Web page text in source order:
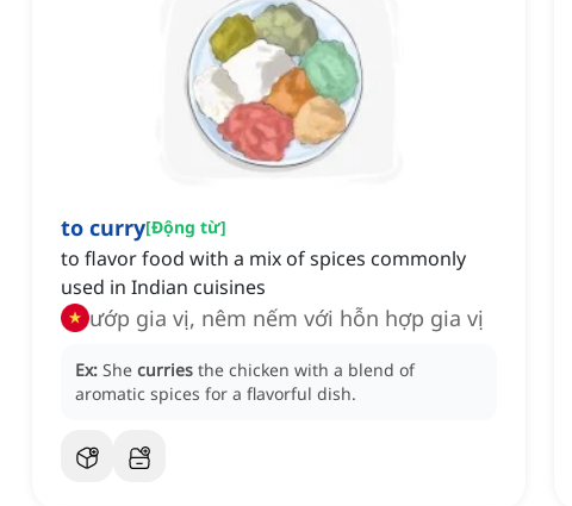
to curry[Động từ]
to flavor food with a mix of spices commonly
used in Indian cuisines
ướp gia vị, nêm nếm với hỗn hợp gia vị
Ex: She curries the chicken with a blend of
aromatic spices for a flavorful dish.